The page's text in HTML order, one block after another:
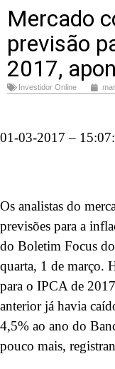
Mercado
previsão
2017,
Investidor Online
01-03-2017 –
Os analistas do
previsões para a
do Boletim Focus
quarta, 1 de março.
para o IPCA de
anterior já havia
4,5% ao ano do
pouco mais,